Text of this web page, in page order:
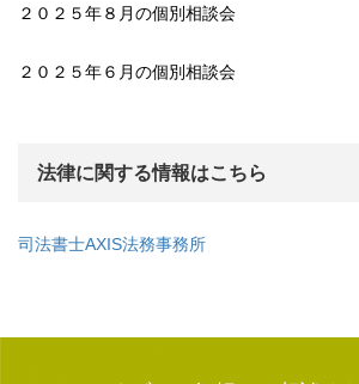
２０２５年８月の個別相談会
２０２５年６月の個別相談会
法律に関する情報はこちら
司法書士AXIS法務事務所